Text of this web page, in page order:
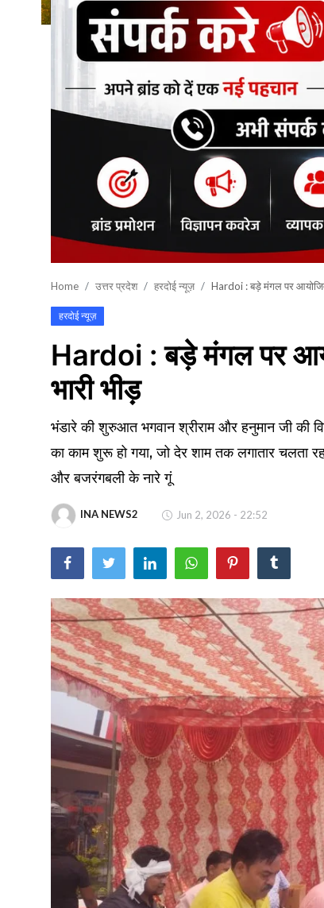
स्वास्थ्य\लाइफस्टाइल
अजब गजब
टेक्नोलॉजी / बिजनेस
वायरल न्यूज़
Home उत्तर प्रदेश हरदोई न्यूज़ Hardoi : बड़े मंगल पर
हरदोई न्यूज़
Hardoi : बड़े मंगल पर
भारी भीड़
भंडारे की शुरुआत भगवान श्रीराम और हनुमान जी की
का काम शुरू हो गया, जो देर शाम तक लगातार चलता
और बजरंगबली के नारे गूं
INA NEWS2 Jun 2, 2026 - 22:52